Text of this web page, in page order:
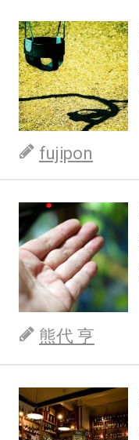
fujipon
熊代 亨